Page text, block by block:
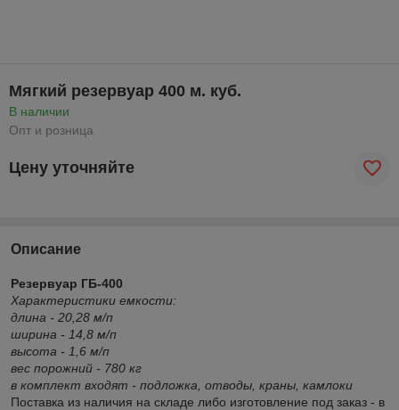
Мягкий резервуар 400 м. куб.
В наличии
Опт и розница
Цену уточняйте
Описание
Резервуар ГБ-400
Характеристики емкости:
длина - 20,28 м/п
ширина - 14,8 м/п
высота - 1,6 м/п
вес порожний - 780 кг
в комплект входят - подложка, отводы, краны, камлоки
Поставка из наличия на складе либо изготовление под заказ - в